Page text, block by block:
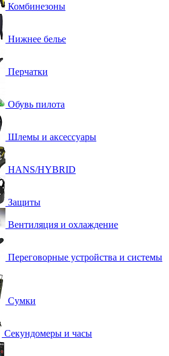
Комбинезоны
Нижнее белье
Перчатки
Обувь пилота
Шлемы и аксессуары
HANS/HYBRID
Защиты
Вентиляция и охлаждение
Переговорные устройства и системы
Сумки
Секундомеры и часы